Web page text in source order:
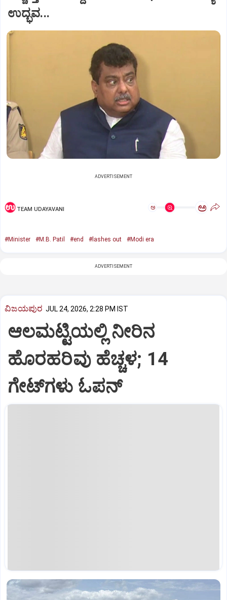
ಉದ್ಭವ...
ADVERTISEMENT
TEAM UDAYAVANI ಅ ಅ
#Minister #M.B. Patil #end #lashes out #Modi era
ADVERTISEMENT
ವಿಜಯಪುರ JUL 24, 2026, 2:28 PM IST
ಆಲಮಟ್ಟಿಯಲ್ಲಿ ನೀರಿನ
ಹೊರಹರಿವು ಹೆಚ್ಚಳ; 14
ಗೇಟ್‌ಗಳು ಓಪನ್